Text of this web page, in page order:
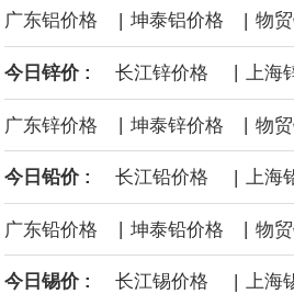
辆；销量51784辆，去年同期
10771辆，去年同期8294辆；销
年累计汽车产品产量40.74万辆
广东铝价格 | 坤泰铝价格 | 物
今日锌价 : 长江锌价格 上海
广东锌价格 | 坤泰锌价格 | 物
今日铅价 : 长江铅价格 | 上海
广东铅价格 坤泰铅价格 物
今日锡价 : 长江锡价格 | 上海